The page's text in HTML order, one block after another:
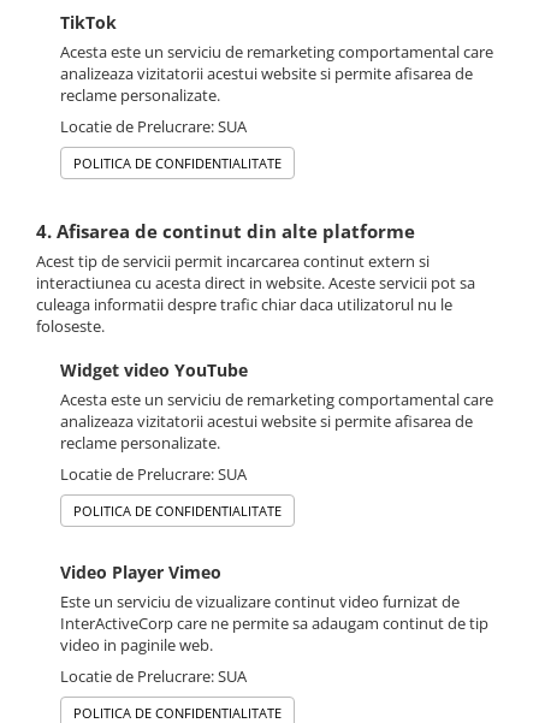
TikTok
Acesta este un serviciu de remarketing comportamental care
analizeaza vizitatorii acestui website si permite afisarea de
reclame personalizate.
Locatie de Prelucrare: SUA
POLITICA DE CONFIDENTIALITATE
4. Afisarea de continut din alte platforme
Acest tip de servicii permit incarcarea continut extern si
interactiunea cu acesta direct in website. Aceste servicii pot sa
culeaga informatii despre trafic chiar daca utilizatorul nu le
foloseste.
Widget video YouTube
Acesta este un serviciu de remarketing comportamental care
analizeaza vizitatorii acestui website si permite afisarea de
reclame personalizate.
Locatie de Prelucrare: SUA
POLITICA DE CONFIDENTIALITATE
Video Player Vimeo
Este un serviciu de vizualizare continut video furnizat de
InterActiveCorp care ne permite sa adaugam continut de tip
video in paginile web.
Locatie de Prelucrare: SUA
POLITICA DE CONFIDENTIALITATE